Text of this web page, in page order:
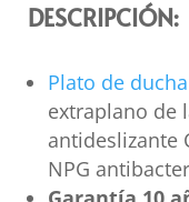
DESCRIPCIÓN:
Plato de
extraplano de
antideslizante
NPG